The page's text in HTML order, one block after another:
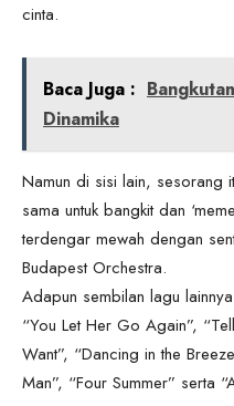
cinta.
Baca Juga :
Dinamika
Namun di sisi lain, sesorang
sama untuk bangkit dan
terdengar mewah dengan
Budapest Orchestra.
Adapun sembilan lagu
“You Let Her Go Again”,
Want”, “Dancing in the
Man”, “Four Summer” serta